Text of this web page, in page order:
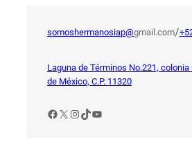
somoshermanosiap@gmail.com/
Laguna de Términos No.221, colonia
de México, C.P. 11320
Facebook
X Instagram
TikTok
YouTube